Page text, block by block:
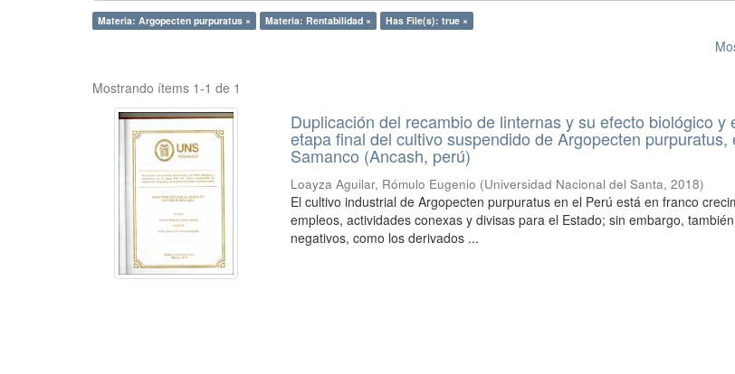
Materia: Argopecten purpuratus × Materia: Rentabilidad × Has File(s): true ×
Mostrando ítems 1-1 de 1
Duplicación del recambio de linternas y su efecto biológico y
etapa final del cultivo suspendido de Argopecten
Samanco (Ancash, perú)
Loayza Aguilar, Rómulo Eugenio (Universidad Nacional del Santa,2018)
El cultivo industrial de Argopecten purpuratus en el Perú está en franco
empleos, actividades conexas y divisas para el Estado; sin embargo,
negativos, como los derivados ...